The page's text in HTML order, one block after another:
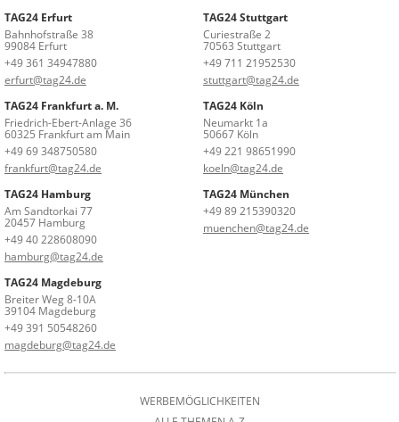
TAG24 Erfurt
Bahnhofstraße 38
99084 Erfurt
+49 361 34947880
erfurt@tag24.de
TAG24 Stuttgart
Curiestraße 2
70563 Stuttgart
+49 711 21952530
stuttgart@tag24.de
TAG24 Frankfurt a. M.
Friedrich-Ebert-Anlage 36
60325 Frankfurt am Main
+49 69 348750580
frankfurt@tag24.de
TAG24 Köln
Neumarkt 1a
50667 Köln
+49 221 98651990
koeln@tag24.de
TAG24 Hamburg
Am Sandtorkai 77
20457 Hamburg
+49 40 228608090
hamburg@tag24.de
TAG24 München
+49 89 215390320
muenchen@tag24.de
TAG24 Magdeburg
Breiter Weg 8-10A
39104 Magdeburg
+49 391 50548260
magdeburg@tag24.de
WERBEMÖGLICHKEITEN